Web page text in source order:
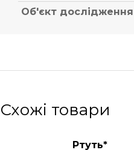
Об'єкт дослідження
Схожі товари
Ртуть*